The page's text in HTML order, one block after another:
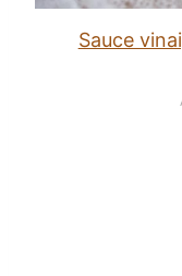
Sauce